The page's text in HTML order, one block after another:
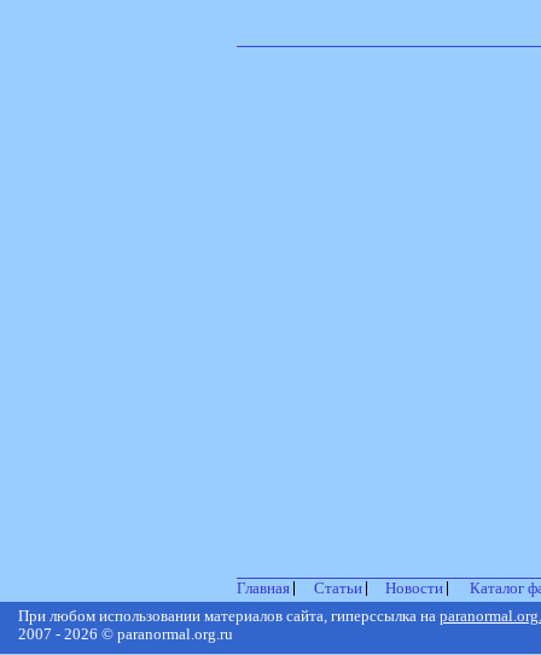
Главная Статьи Новости
Каталог
При любом использовании материалов сайта, гиперссылка на
2007 - 2026 © paranormal.org.ru